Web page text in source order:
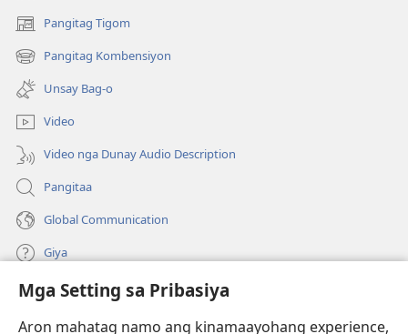
Mga Setting sa Pribasiya
Aron mahatag namo ang kinamaayohang experience,
Pangitag Tigom
(mo-
open
ug
bag-
ong
window)
Pangitag Kombensiyon
(mo-
open
ug
bag-
ong
window)
Unsay Bag-o
Video
Video nga Dunay Audio Description
Pangitaa
Global Communication
Giya
Donasyon
(mo-
open